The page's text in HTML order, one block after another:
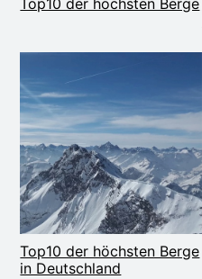
Top10 der höchsten Berge
Top10 der höchsten Berge
in Deutschland